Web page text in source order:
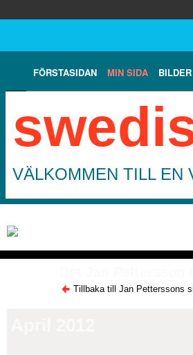
FÖRSTASIDAN MIN SIDA BILDER
VÄLKOMMEN TILL EN
Tillbaka till Jan Petterssons